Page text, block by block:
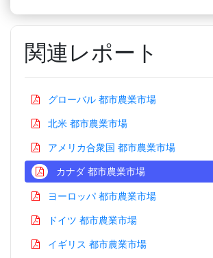
関連レポート
グローバル 都市農業市場
北米 都市農業市場
アメリカ合衆国 都市農業市場
カナダ 都市農業市場
ヨーロッパ 都市農業市場
ドイツ 都市農業市場
イギリス 都市農業市場